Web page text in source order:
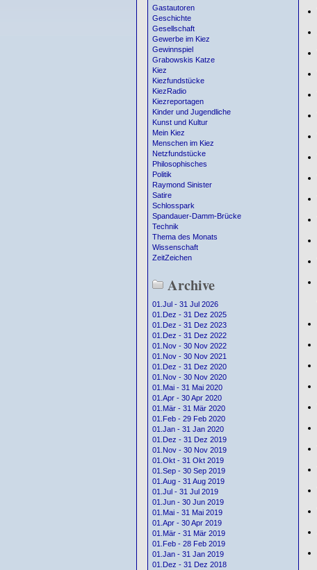
Gastautoren
Geschichte
Gesellschaft
Gewerbe im Kiez
Gewinnspiel
Grabowskis Katze
Kiez
Kiezfundstücke
KiezRadio
Kiezreportagen
Kinder und Jugendliche
Kunst und Kultur
Mein Kiez
Menschen im Kiez
Netzfundstücke
Philosophisches
Politik
Raymond Sinister
Satire
Schlosspark
Spandauer-Damm-Brücke
Technik
Thema des Monats
Wissenschaft
ZeitZeichen
Archive
01.Jul - 31 Jul 2026
01.Dez - 31 Dez 2025
01.Dez - 31 Dez 2023
01.Dez - 31 Dez 2022
01.Nov - 30 Nov 2022
01.Nov - 30 Nov 2021
01.Dez - 31 Dez 2020
01.Nov - 30 Nov 2020
01.Mai - 31 Mai 2020
01.Apr - 30 Apr 2020
01.Mär - 31 Mär 2020
01.Feb - 29 Feb 2020
01.Jan - 31 Jan 2020
01.Dez - 31 Dez 2019
01.Nov - 30 Nov 2019
01.Okt - 31 Okt 2019
01.Sep - 30 Sep 2019
01.Aug - 31 Aug 2019
01.Jul - 31 Jul 2019
01.Jun - 30 Jun 2019
01.Mai - 31 Mai 2019
01.Apr - 30 Apr 2019
01.Mär - 31 Mär 2019
01.Feb - 28 Feb 2019
01.Jan - 31 Jan 2019
01.Dez - 31 Dez 2018